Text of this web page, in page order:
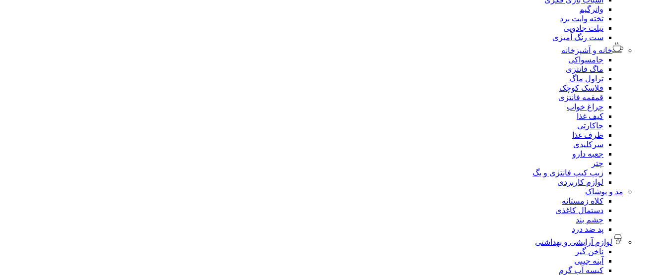
واترگیم
تخته وایت برد
تبلت جادویی
ست رنگ آمیزی
خانه و آشپزخانه
جامسواکی
ماگ فانتزی
تراول ماگ
فلاسک کوچک
قمقمه فانتزی
چراغ خواب
کیف غذا
جاکارتی
ظرف غذا
سرکلیدی
جعبه دارو
چتر
زیپ کیپ فانتزی و بگ
لوازم کاربردی
مد و پوشاک
کلاه زمستانه
دستمال کاغذی
چشم بند
پد ضد درد
لوازم آرایشی و بهداشتی
ناخن گیر
آینه جیبی
کیسه آب گرم